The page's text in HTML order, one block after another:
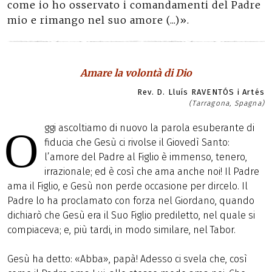
come io ho osservato i comandamenti del Padre
mio e rimango nel suo amore (...)».
Amare la volontà di Dio
Rev. D. Lluís RAVENTÓS i Artés
(Tarragona, Spagna)
O
ggi ascoltiamo di nuovo la parola esuberante di
fiducia che Gesù ci rivolse il Giovedì Santo:
l’amore del Padre al Figlio è immenso, tenero,
irrazionale; ed è così che ama anche noi! Il Padre
ama il Figlio, e Gesù non perde occasione per dircelo. Il
Padre lo ha proclamato con forza nel Giordano, quando
dichiarò che Gesù era il Suo Figlio prediletto, nel quale si
compiaceva; e, più tardi, in modo similare, nel Tabor.
Gesù ha detto: «Abba», papà! Adesso ci svela che, così